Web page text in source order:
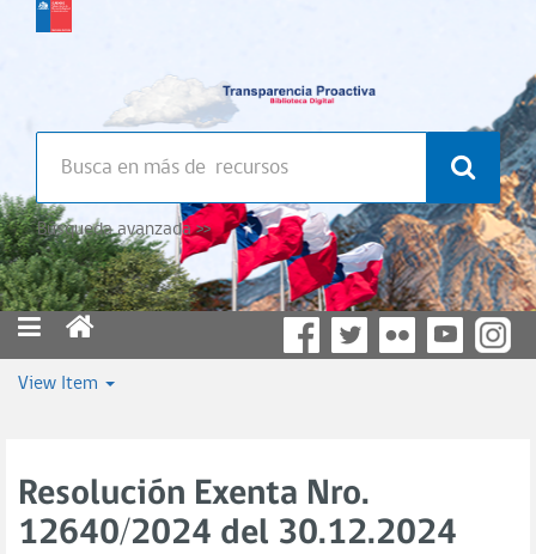
Búsqueda avanzada >>
View Item
Resolución Exenta Nro.
12640/2024 del 30.12.2024